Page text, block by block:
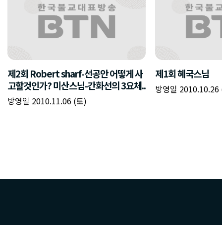
제2회 Robert sharf-선공안 어떻게 사
고할것인가? 미산스님-간화선의 3요체..
방영일 2010.11.06 (토)
제1회 혜국스님
방영일 2010.10.26